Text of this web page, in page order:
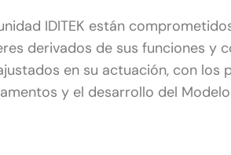
IDITEK están
derivados de sus funciones y
en su actuación, con los
y el desarrollo del